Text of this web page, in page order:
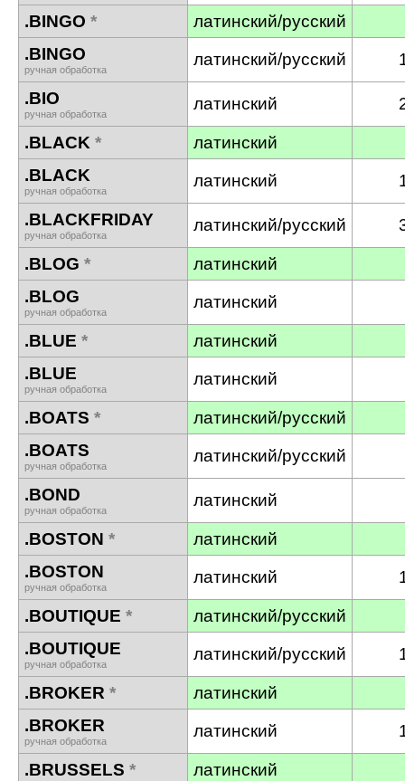
.BINGO *
латинский/русский
.BINGO
ручная обработка
латинский/русский
.BIO
ручная обработка
латинский
.BLACK *
латинский
.BLACK
ручная обработка
латинский
.BLACKFRIDAY
ручная обработка
латинский/русский
.BLOG *
латинский
.BLOG
ручная обработка
латинский
.BLUE *
латинский
.BLUE
ручная обработка
латинский
.BOATS *
латинский/русский
.BOATS
ручная обработка
латинский/русский
.BOND
ручная обработка
латинский
.BOSTON *
латинский
.BOSTON
ручная обработка
латинский
.BOUTIQUE *
латинский/русский
.BOUTIQUE
ручная обработка
латинский/русский
.BROKER *
латинский
.BROKER
ручная обработка
латинский
.BRUSSELS *
латинский